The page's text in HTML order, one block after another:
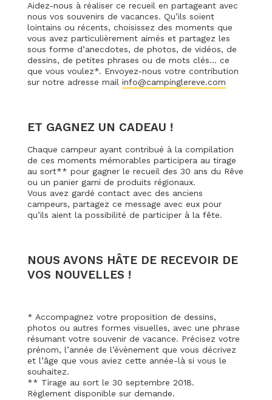
Aidez-nous à réaliser ce recueil en partageant avec
nous vos souvenirs de vacances. Qu’ils soient
lointains ou récents, choisissez des moments que
vous avez particulièrement aimés et partagez les
sous forme d’anecdotes, de photos, de vidéos, de
dessins, de petites phrases ou de mots clés… ce
que vous voulez*. Envoyez-nous votre contribution
sur notre adresse mail info@campinglereve.com
ET GAGNEZ UN CADEAU !
Chaque campeur ayant contribué à la compilation
de ces moments mémorables participera au tirage
au sort** pour gagner le recueil des 30 ans du Rêve
ou un panier garni de produits régionaux.
Vous avez gardé contact avec des anciens
campeurs, partagez ce message avec eux pour
qu’ils aient la possibilité de participer à la fête.
NOUS AVONS HÂTE DE RECEVOIR DE
VOS NOUVELLES !
* Accompagnez votre proposition de dessins,
photos ou autres formes visuelles, avec une phrase
résumant votre souvenir de vacance. Précisez votre
prénom, l’année de l’évènement que vous décrivez
et l’âge que vous aviez cette année-là si vous le
souhaitez.
** Tirage au sort le 30 septembre 2018.
Règlement disponible sur demande.